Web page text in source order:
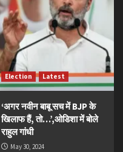
Election Latest
‘अगर नवीन बाबू सच में BJP के
खिलाफ हैं, तो…’,ओडिशा में बोले
राहुल गांधी
May 30, 2024